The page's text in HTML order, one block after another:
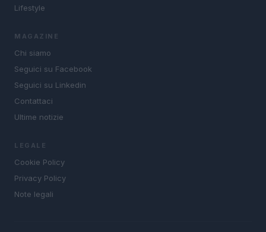
Lifestyle
MAGAZINE
Chi siamo
Seguici su Facebook
Seguici su Linkedin
Contattaci
Ultime notizie
LEGALE
Cookie Policy
Privacy Policy
Note legali